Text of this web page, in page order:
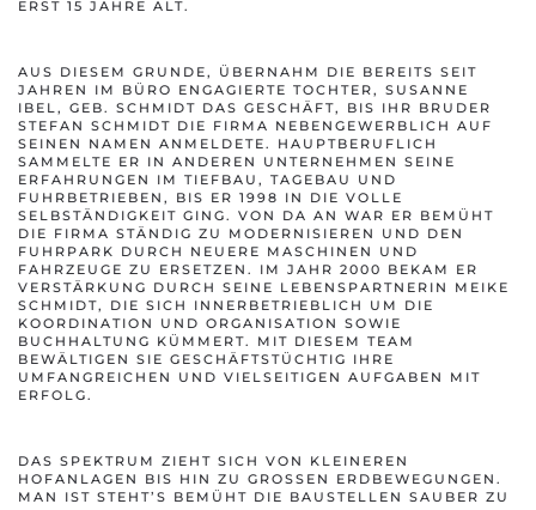
ERST 15 JAHRE ALT.
AUS DIESEM GRUNDE, ÜBERNAHM DIE BEREITS SEIT
JAHREN IM BÜRO ENGAGIERTE TOCHTER, SUSANNE
IBEL, GEB. SCHMIDT DAS GESCHÄFT, BIS IHR BRUDER
STEFAN SCHMIDT DIE FIRMA NEBENGEWERBLICH AUF
SEINEN NAMEN ANMELDETE. HAUPTBERUFLICH
SAMMELTE ER IN ANDEREN UNTERNEHMEN SEINE
ERFAHRUNGEN IM TIEFBAU, TAGEBAU UND
FUHRBETRIEBEN, BIS ER 1998 IN DIE VOLLE
SELBSTÄNDIGKEIT GING. VON DA AN WAR ER BEMÜHT
DIE FIRMA STÄNDIG ZU MODERNISIEREN UND DEN
FUHRPARK DURCH NEUERE MASCHINEN UND
FAHRZEUGE ZU ERSETZEN. IM JAHR 2000 BEKAM ER
VERSTÄRKUNG DURCH SEINE LEBENSPARTNERIN MEIKE
SCHMIDT, DIE SICH INNERBETRIEBLICH UM DIE
KOORDINATION UND ORGANISATION SOWIE
BUCHHALTUNG KÜMMERT. MIT DIESEM TEAM
BEWÄLTIGEN SIE GESCHÄFTSTÜCHTIG IHRE
UMFANGREICHEN UND VIELSEITIGEN AUFGABEN MIT
ERFOLG.
DAS SPEKTRUM ZIEHT SICH VON KLEINEREN
HOFANLAGEN BIS HIN ZU GROSSEN ERDBEWEGUNGEN. M
AN IST STEHT’S BEMÜHT DIE BAUSTELLEN SAUBER ZU H